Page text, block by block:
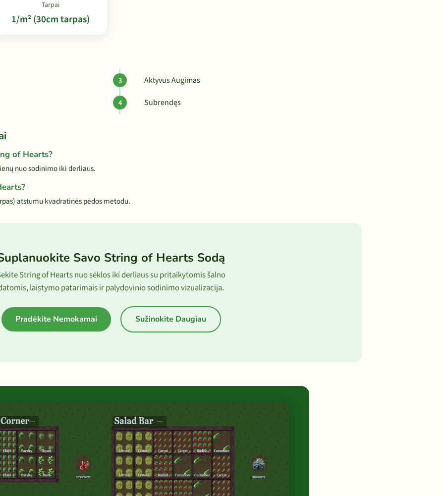
Tarpai
1/m² (30cm tarpas)
Aktyvus Augimas
Subrendęs
of Hearts?
nuo sodinimo iki derliaus.
atstumu kvadratinės pėdos metodu.
Savo String of Hearts Sodą
String of Hearts nuo sėklos iki derliaus su pritaikytomis šalno
laistymo patarimais ir palydovinio sodinimo vizualizacija.
Pradėkite Nemokamai Sužinokite Daugiau